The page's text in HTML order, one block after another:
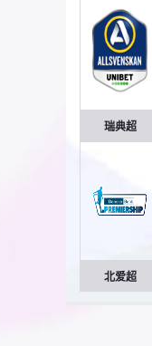
瑞典超
北爱超